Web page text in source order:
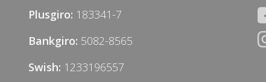
Plusgiro: 183341-7
Bankgiro: 5082-8565
Swish: 1233196557